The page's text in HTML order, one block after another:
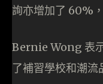
詢亦增加了 60%
Bernie Wong 表
了補習學校和潮流